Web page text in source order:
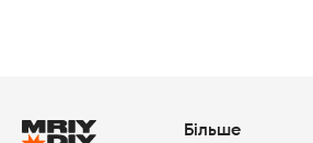
Більше